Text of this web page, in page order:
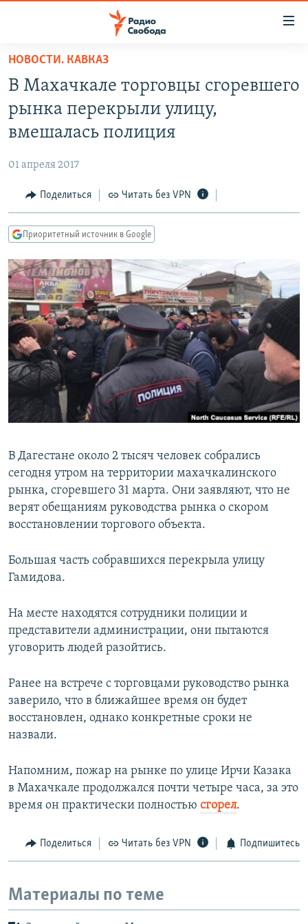
упрощенного
доступа
основному
Вернутся
Вернутся
поиску
АВТОРСКИЕ ПРОЕКТЫ
МНЕНИЯ
КУЛЬТУРА
КАВКАЗ.РЕАЛИИ
СЕВЕР.РЕАЛИИ
СИБИРЬ.РЕАЛИИ
РАСПИСАНИЕ ВЕЩАНИЯ
ПОДПИШИТЕСЬ НА РАССЫЛКУ
СОЦИАЛЬНЫЕ СЕТИ
Все сайты РСЕ/РС
НОВОСТИ. КАВКАЗ
В Махачкале торговцы сгоревшего
рынка перекрыли улицу,
вмешалась полиция
01 апреля 2017
Поделиться Читать без VPN
Приоритетный источник в Google
В Дагестане около 2 тысяч человек собрались
сегодня утром на территории махачкалинского
рынка, сгоревшего 31 марта. Они заявляют, что не
верят обещаниям руководства рынка о скором
восстановлении торгового объекта.
Большая часть собравшихся перекрыла улицу
Гамидова.
На месте находятся сотрудники полиции и
представители администрации, они пытаются
уговорить людей разойтись.
Ранее на встрече с торговцами руководство рынка
заверило, что в ближайшее время он будет
восстановлен, однако конкретные сроки не
назвали.
Напомним, пожар на рынке по улице Ирчи Казака
в Махачкале продолжался почти четыре часа, за это
время он практически полностью сгорел.
Поделиться Читать без VPN Подпишитесь
Материалы по теме